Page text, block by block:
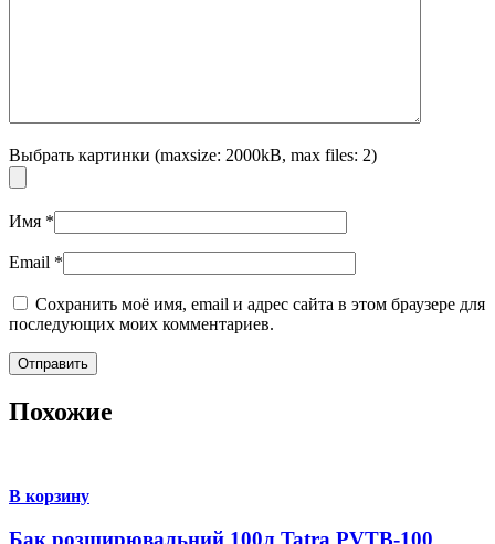
Выбрать картинки (maxsize: 2000kB, max files: 2)
Имя *
Email *
Сохранить моё имя, email и адрес сайта в этом браузере для
последующих моих комментариев.
Похожие
В корзину
Бак розширювальний 100л Tatra PVTB-100